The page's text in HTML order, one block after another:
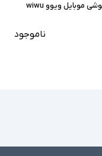
هولدر رومیزی تبلت و گوشی موبایل ویوو wiwu
ناموجود